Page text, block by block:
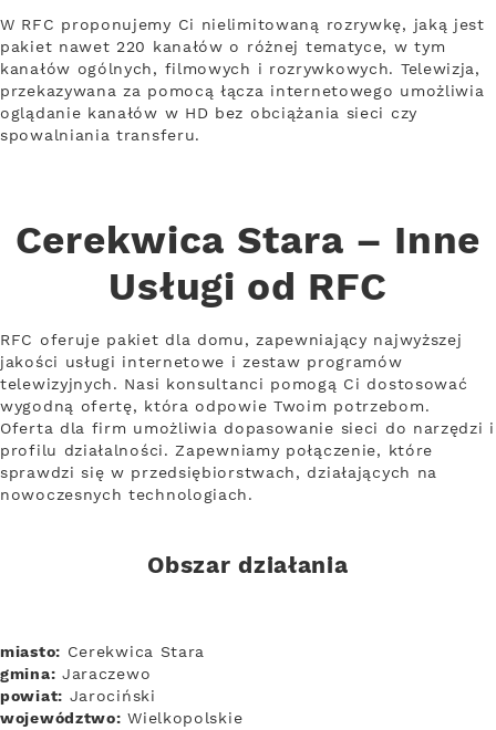
W RFC proponujemy Ci nielimitowaną rozrywkę, jaką jest
pakiet nawet 220 kanałów o różnej tematyce, w tym
kanałów ogólnych, filmowych i rozrywkowych. Telewizja,
przekazywana za pomocą łącza internetowego umożliwia
oglądanie kanałów w HD bez obciążania sieci czy
spowalniania transferu.
Cerekwica Stara – Inne
Usługi od RFC
RFC oferuje pakiet dla domu, zapewniający najwyższej
jakości usługi internetowe i zestaw programów
telewizyjnych. Nasi konsultanci pomogą Ci dostosować
wygodną ofertę, która odpowie Twoim potrzebom.
Oferta dla firm umożliwia dopasowanie sieci do narzędzi i
profilu działalności. Zapewniamy połączenie, które
sprawdzi się w przedsiębiorstwach, działających na
nowoczesnych technologiach.
Obszar działania
miasto: Cerekwica Stara
gmina: Jaraczewo
powiat: Jarociński
województwo: Wielkopolskie